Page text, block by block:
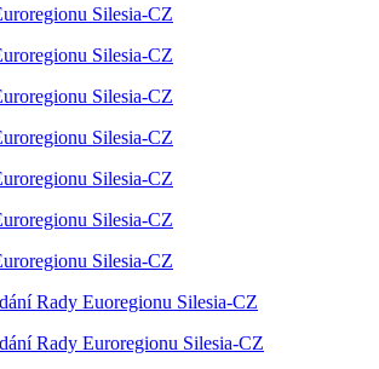
Silesia-CZ
Silesia-CZ
Silesia-CZ
Silesia-CZ
Silesia-CZ
Silesia-CZ
Silesia-CZ
Rady Euoregionu Silesia-CZ
Rady Euroregionu Silesia-CZ